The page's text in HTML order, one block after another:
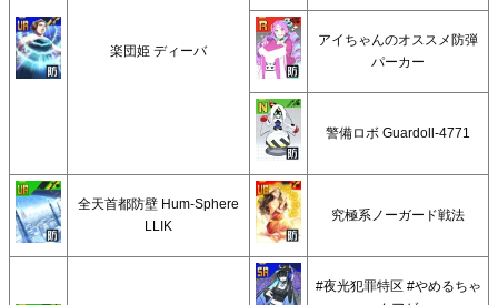
楽団姫 ディーバ
アイちゃんのオススメ防弾
パーカー
警備ロボ Guardoll-4771
全天首都防壁 Hum-Sphere
LLIK
究極系ノーガード戦法
#夜光犯罪特区 #やめるちゃ